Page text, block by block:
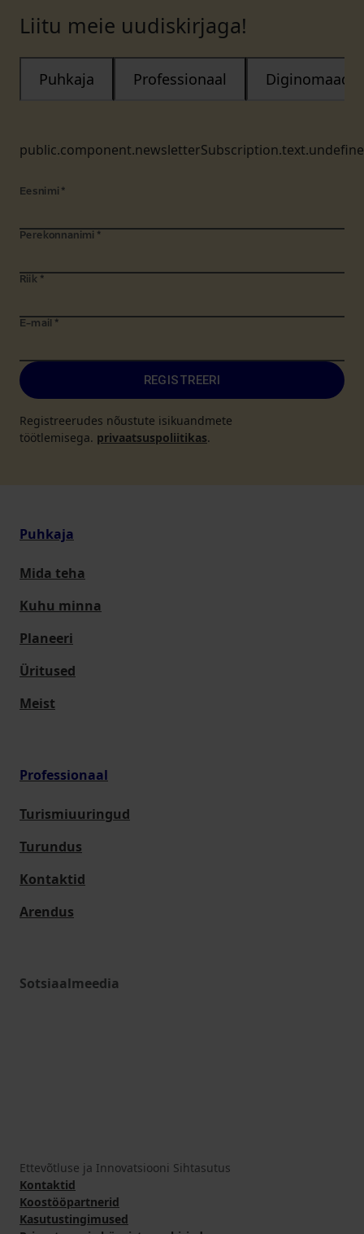
Liitu meie uudiskirjaga!
Puhkaja Professionaal Diginomaad
Eesnimi *
Perekonnanimi *
Riik *
E-mail *
REGISTREERI
Registreerudes nõustute isikuandmete
töötlemisega. privaatsuspoliitikas.
Puhkaja
Mida teha
Kuhu minna
Planeeri
Üritused
Meist
Professionaal
Turismiuuringud
Turundus
Kontaktid
Arendus
Sotsiaalmeedia
Ettevõtluse ja Innovatsiooni Sihtasutus
Kontaktid
Koostööpartnerid
Kasutustingimused